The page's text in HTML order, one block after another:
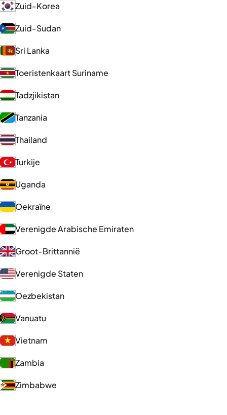
Zuid-Korea
Zuid-Sudan
Sri Lanka
Toeristenkaart Suriname
Tadzjikistan
Tanzania
Thailand
Turkije
Uganda
Oekraïne
Verenigde Arabische Emiraten
Groot-Brittannië
Verenigde Staten
Oezbekistan
Vanuatu
Vietnam
Zambia
Zimbabwe